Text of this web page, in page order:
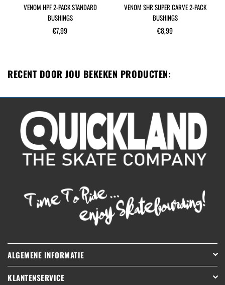
VENOM HPF 2-PACK STANDARD
BUSHINGS
Normale
€7,99
VENOM SHR SUPER CARVE 2-PACK
BUSHINGS
Normale
€8,99
RECENT DOOR JOU BEKEKEN PRODUCTEN:
ALGEMENE INFORMATIE
KLANTENSERVICE